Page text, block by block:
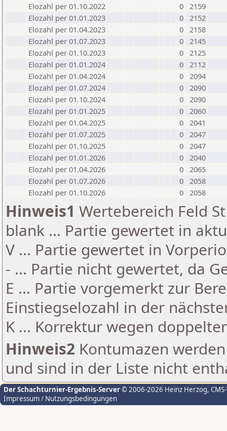
Elozahl per 01.10.2022
0 2159
Elozahl per 01.01.2023
0 2152
Elozahl per 01.04.2023
0 2158
Elozahl per 01.07.2023
0 2145
Elozahl per 01.10.2023
0 2125
Elozahl per 01.01.2024
0 2112
Elozahl per 01.04.2024
0 2094
Elozahl per 01.07.2024
0 2090
Elozahl per 01.10.2024
0 2090
Elozahl per 01.01.2025
0 2060
Elozahl per 01.04.2025
0 2041
Elozahl per 01.07.2025
0 2047
Elozahl per 01.10.2025
0 2047
Elozahl per 01.01.2026
0 2040
Elozahl per 01.04.2026
0 2065
Elozahl per 01.07.2026
0 2058
Elozahl per 01.10.2026
0 2058
Hinweis1 Wertebereich Feld
blank ... Partie gewertet in
V ... Partie gewertet in
- ... Partie nicht gewertet, da
E ... Partie vorgemerkt zur
Einstiegselozahl in der
K ... Korrektur wegen
Hinweis2 Kontumazen
und sind in der Liste nicht
Der Schachturnier-Ergebnis-Server© 2006-2026 Heinz Herzog,
Impressum / Nutzungsbedingungen